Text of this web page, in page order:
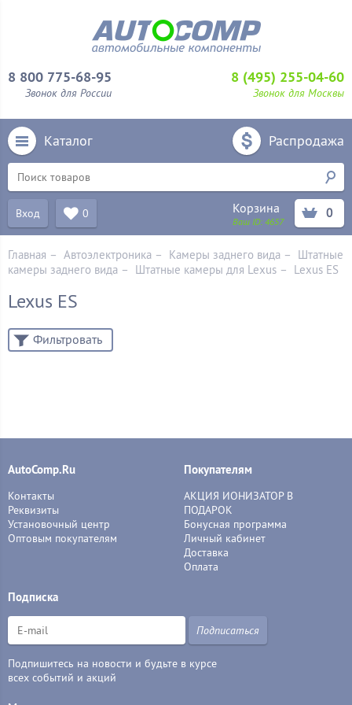
8 800 775-68-95
Звонок для России
8 (495) 255-04-60
Звонок для Москвы
Каталог Распродажа
Вход 0 Корзина
Ваш ID:4657
0
Главная – Автоэлектроника – Камеры заднего вида – Штатные
камеры заднего вида – Штатные камеры для Lexus – Lexus ES
Lexus ES
Фильтровать
AutoComp.Ru
Контакты
Реквизиты
Установочный центр
Оптовым покупателям
Покупателям
АКЦИЯ ИОНИЗАТОР В
ПОДАРОК
Бонусная программа
Личный кабинет
Доставка
Оплата
Подписка
Подписаться
Подпишитесь на новости и будьте в курсе
всех событий и акций